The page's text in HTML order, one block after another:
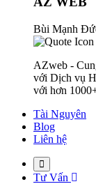
Bùi Mạnh
AZweb -
với Dịch vụ
với hơn
Tài Nguyên
Blog
Liên hệ
Tư Vấn